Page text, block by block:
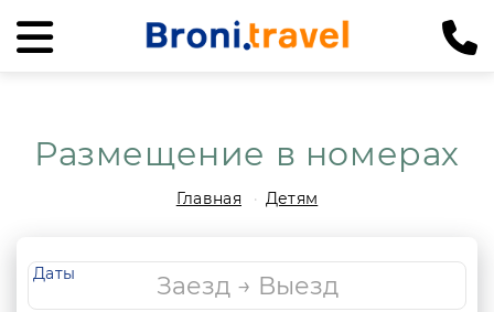
Размещение в номерах
Главная Детям
Даты